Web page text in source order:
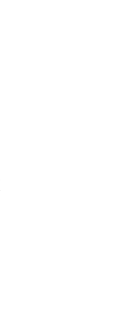
un equipo
creación de